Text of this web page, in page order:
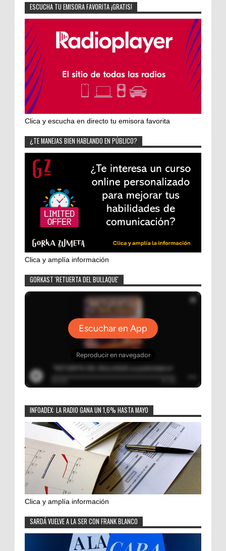
ESCUCHA TU EMISORA FAVORITA ¡GRATIS!
Clica y escucha en directo tu emisora favorita
¿TE MANEJAS BIEN HABLANDO EN PÚBLICO?
Clica y amplía información
GORKAST 'RETUERTA DEL BULLAQUE'
INFOADEX: LA RADIO GANA UN 1,6% HASTA MAYO
Clica y amplía información
SARDÁ VUELVE A LA SER CON FRANK BLANCO